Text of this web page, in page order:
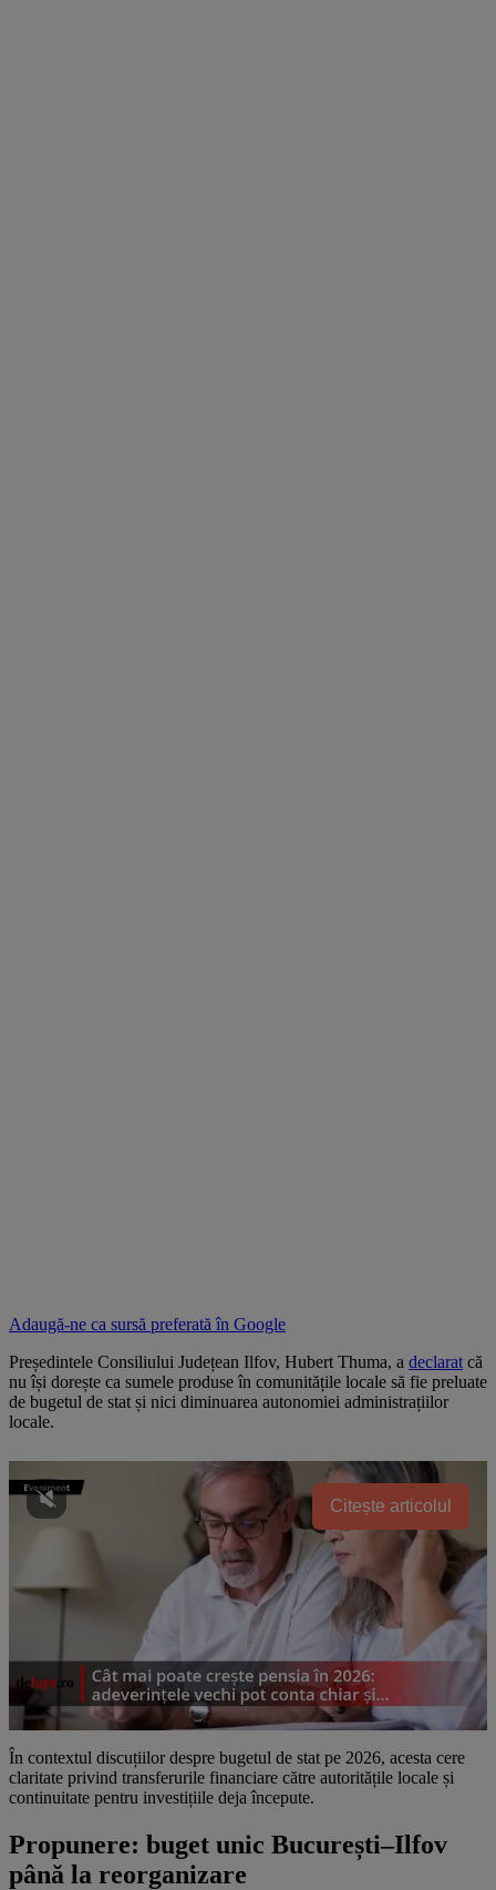
Adaugă-ne ca sursă preferată în Google
Președintele Consiliului Județean Ilfov, Hubert Thuma, a declarat că
nu își dorește ca sumele produse în comunitățile locale să fie preluate
de bugetul de stat și nici diminuarea autonomiei administrațiilor
locale.
Citește articolul
În contextul discuțiilor despre bugetul de stat pe 2026, acesta cere
claritate privind transferurile financiare către autoritățile locale și
continuitate pentru investițiile deja începute.
Propunere: buget unic București–Ilfov
până la reorganizare